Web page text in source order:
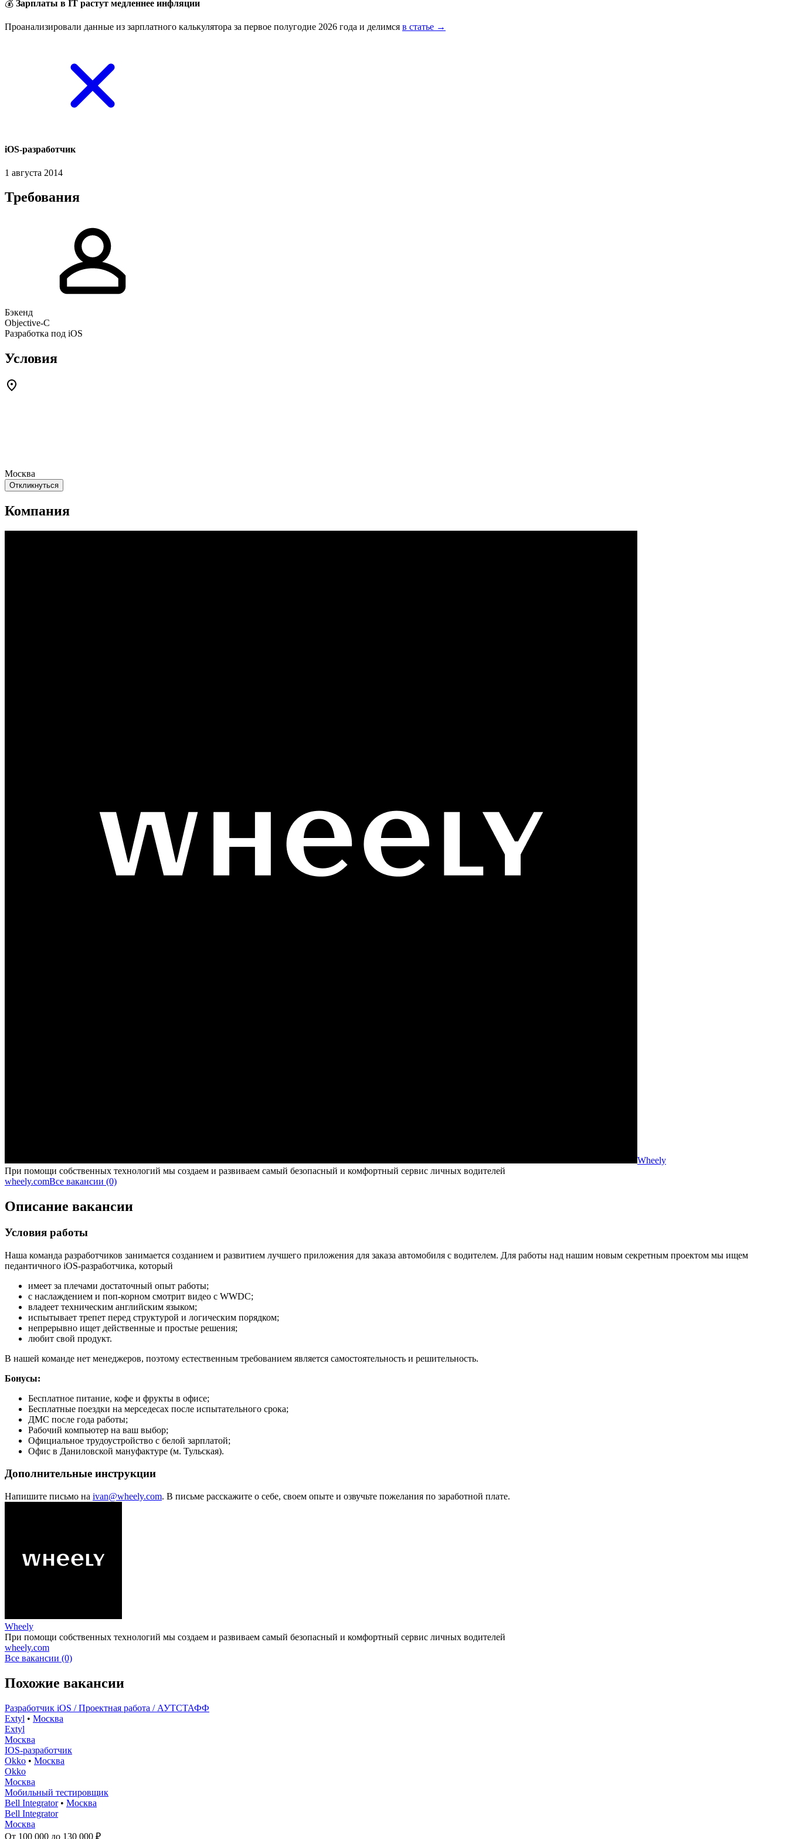
💰 Зарплаты в IT растут медленнее инфляции
Проанализировали данные из зарплатного калькулятора за первое полугодие 2026 года и делимся в статье →
iOS-разработчик
1 августа 2014
Требования
Бэкенд
Objective-С
Разработка под iOS
Условия
Москва
Откликнуться
Компания
Wheely
При помощи собственных технологий мы создаем и развиваем самый безопасный и комфортный сервис личных водителей
wheely.comВсе вакансии (0)
Описание вакансии
Условия работы
Наша команда разработчиков занимается созданием и развитием лучшего приложения для заказа автомобиля с водителем. Для работы над нашим новым секретным проектом мы ищем
педантичного iOS-разработчика, который
имеет за плечами достаточный опыт работы;
с наслаждением и поп-корном смотрит видео с WWDC;
владеет техническим английским языком;
испытывает трепет перед структурой и логическим порядком;
непрерывно ищет действенные и простые решения;
любит свой продукт.
В нашей команде нет менеджеров, поэтому естественным требованием является самостоятельность и решительность.
Бонусы:
Бесплатное питание, кофе и фрукты в офисе;
Бесплатные поездки на мерседесах после испытательного срока;
ДМС после года работы;
Рабочий компьютер на ваш выбор;
Официальное трудоустройство с белой зарплатой;
Офис в Даниловской мануфактуре (м. Тульская).
Дополнительные инструкции
Напишите письмо на ivan@wheely.com. В письме расскажите о себе, своем опыте и озвучьте пожелания по заработной плате.
Wheely
При помощи собственных технологий мы создаем и развиваем самый безопасный и комфортный сервис личных водителей
wheely.com
Все вакансии (0)
Похожие вакансии
Разработчик iOS / Проектная работа / АУТСТАФФ
Extyl • Москва
Extyl
Москва
IOS-разработчик
Okko • Москва
Okko
Москва
Мобильный тестировщик
Bell Integrator• Москва
Bell Integrator
Москва
От 100 000 до 130 000 ₽